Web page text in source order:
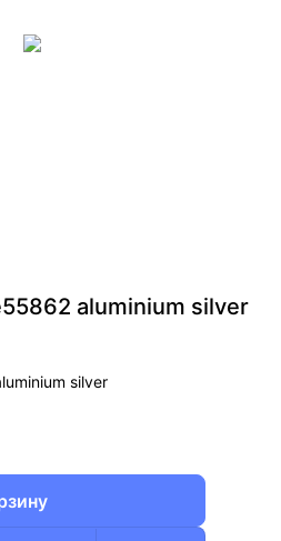
aluminium silver
silver